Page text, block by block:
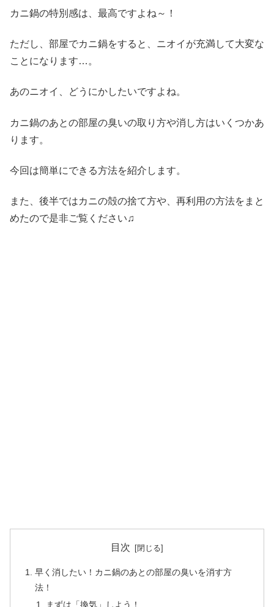
カニ鍋の特別感は、最高ですよね～！
ただし、部屋でカニ鍋をすると、ニオイが充満して大変な
ことになります…。
あのニオイ、どうにかしたいですよね。
カニ鍋のあとの部屋の臭いの取り方や消し方はいくつかあ
ります。
今回は簡単にできる方法を紹介します。
また、後半ではカニの殻の捨て方や、再利用の方法をまと
めたので是非ご覧ください♫
目次
早く消したい！カニ鍋のあとの部屋の臭いを消す方
法！
まずは「換気」しよう！